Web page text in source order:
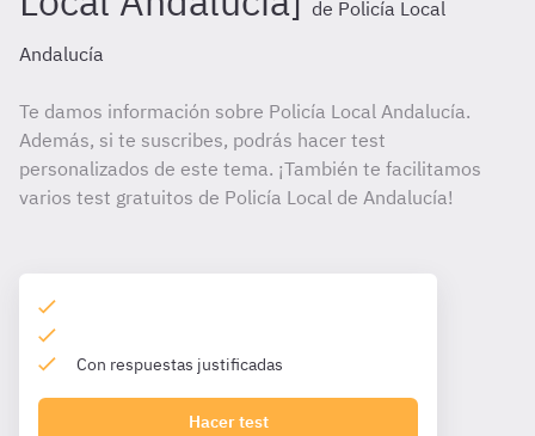
de Policía Local
Andalucía
Te damos información sobre Policía Local Andalucía.
Además, si te suscribes, podrás hacer test
personalizados de este tema. ¡También te facilitamos
varios test gratuitos de Policía Local de Andalucía!
Con respuestas justificadas
Hacer test